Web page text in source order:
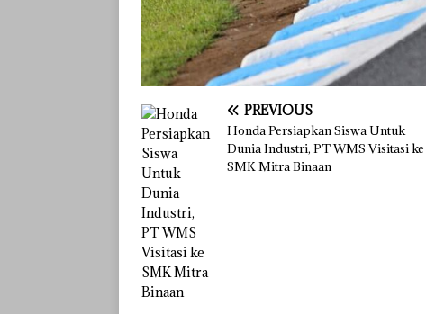
PREVIOUS
Honda Persiapkan Siswa Untuk
Dunia Industri, PT WMS Visitasi ke
SMK Mitra Binaan